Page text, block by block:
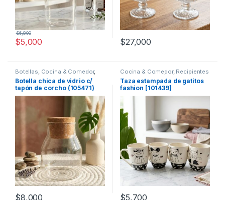
$5,000
$6,800
$27,000
Botellas, Cocina & Comedor,
Recipientes para bebidas y
líquidos
Botella chica de vidrio c/
tapón de corcho (105471)
$8,000
Cocina & Comedor, Recipientes
para bebidas y líquidos Tazas
Taza estampada de gatitos
fashion [101439]
$5,700